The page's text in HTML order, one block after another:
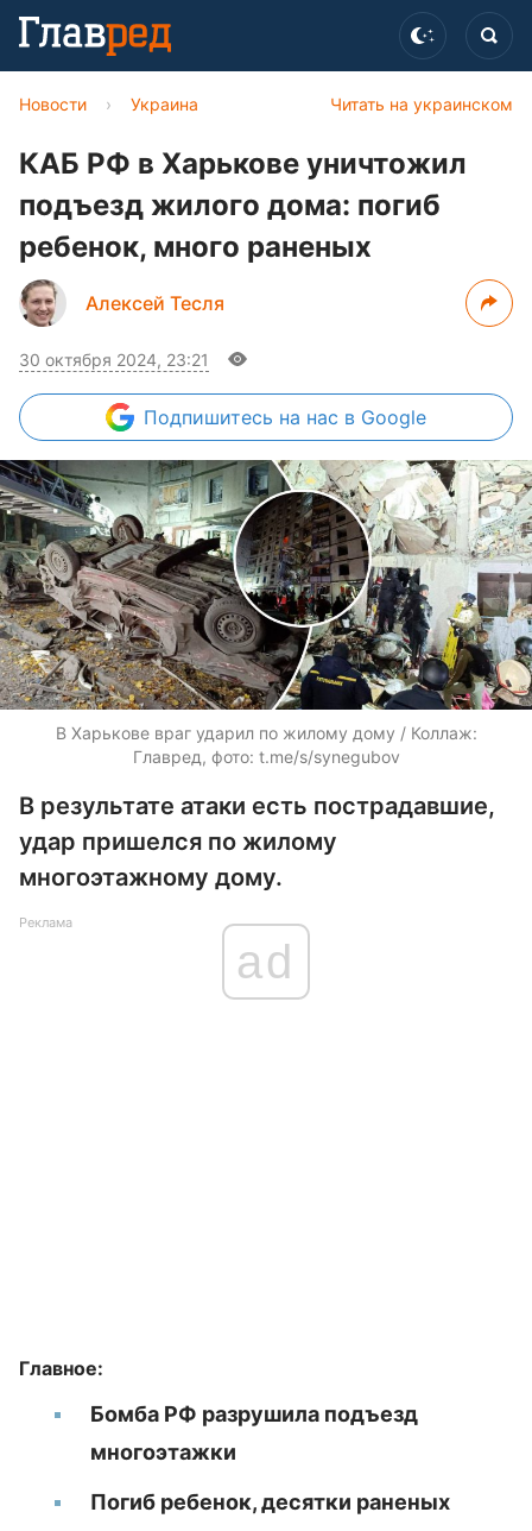
Читать на украинском
Новости › Украина
КАБ РФ в Харькове уничтожил
подъезд жилого дома: погиб
ребенок, много раненых
Алексей Тесля
30 октября 2024, 23:21
Подпишитесь на нас в Google
В Харькове враг ударил по жилому дому / Коллаж:
Главред, фото: t.me/s/synegubov
В результате атаки есть пострадавшие,
удар пришелся по жилому
многоэтажному дому.
Реклама
ad
Главное:
Бомба РФ разрушила подъезд
многоэтажки
Погиб ребенок, десятки раненых